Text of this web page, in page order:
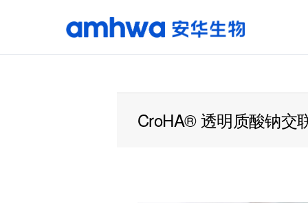
产品中心 原料
CroHA® 透明质酸钠交